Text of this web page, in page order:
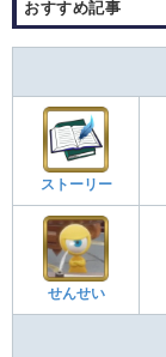
おすすめ記事
ストーリー
せんせい